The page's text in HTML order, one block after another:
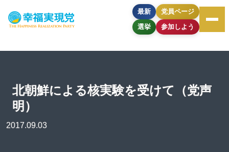
最新
選挙
党員ページ
参加しよう
北朝鮮による核実験を受けて（党声
明）
2017.09.03